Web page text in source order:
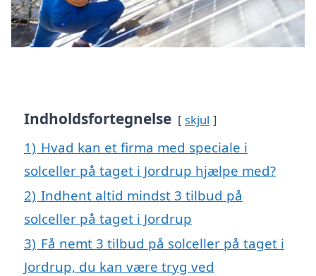
Indholdsfortegnelse skjul
1) Hvad kan et firma med speciale i
solceller på taget i Jordrup hjælpe med?
2) Indhent altid mindst 3 tilbud på
solceller på taget i Jordrup
3) Få nemt 3 tilbud på solceller på taget i
Jordrup, du kan være tryg ved